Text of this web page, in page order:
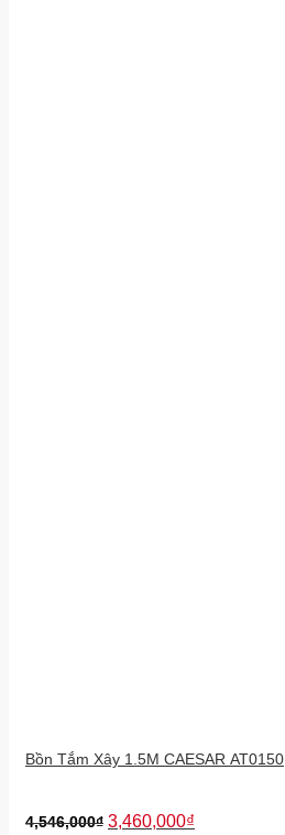
Bồn Tắm Xây 1.5M CAESAR AT0150
4,546,000₫ 3,460,000₫